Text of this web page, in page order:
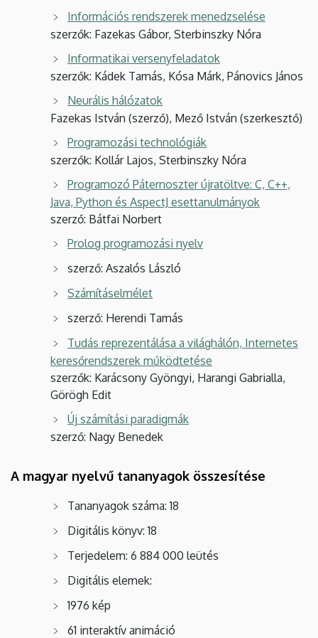
Információs rendszerek menedzselése
szerzők: Fazekas Gábor, Sterbinszky Nóra
Informatikai versenyfeladatok
szerzők: Kádek Tamás, Kósa Márk, Pánovics János
Neurális hálózatok
Fazekas István (szerző), Mező István (szerkesztő)
Programozási technológiák
szerzők: Kollár Lajos, Sterbinszky Nóra
Programozó Páternoszter újratöltve: C, C++,
Java, Python és AspectJ esettanulmányok
szerző: Bátfai Norbert
Prolog programozási nyelv
szerző: Aszalós László
Számításelmélet
szerző: Herendi Tamás
Tudás reprezentálása a világhálón, Internetes
keresőrendszerek működtetése
szerzők: Karácsony Gyöngyi, Harangi Gabrialla,
Görögh Edit
Új számítási paradigmák
szerző: Nagy Benedek
A magyar nyelvű tananyagok összesítése
Tananyagok száma: 18
Digitális könyv: 18
Terjedelem: 6 884 000 leütés
Digitális elemek:
1976 kép
61 interaktív animáció